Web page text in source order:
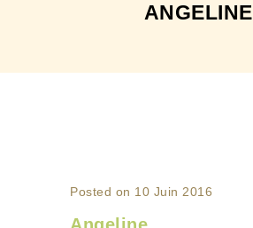
ANGELINE
Posted on 10 Juin 2016